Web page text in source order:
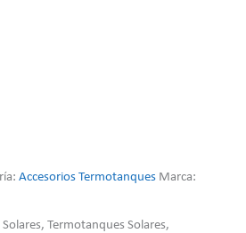
Accesorios Termotanques Marca:
Termotanques Solares,